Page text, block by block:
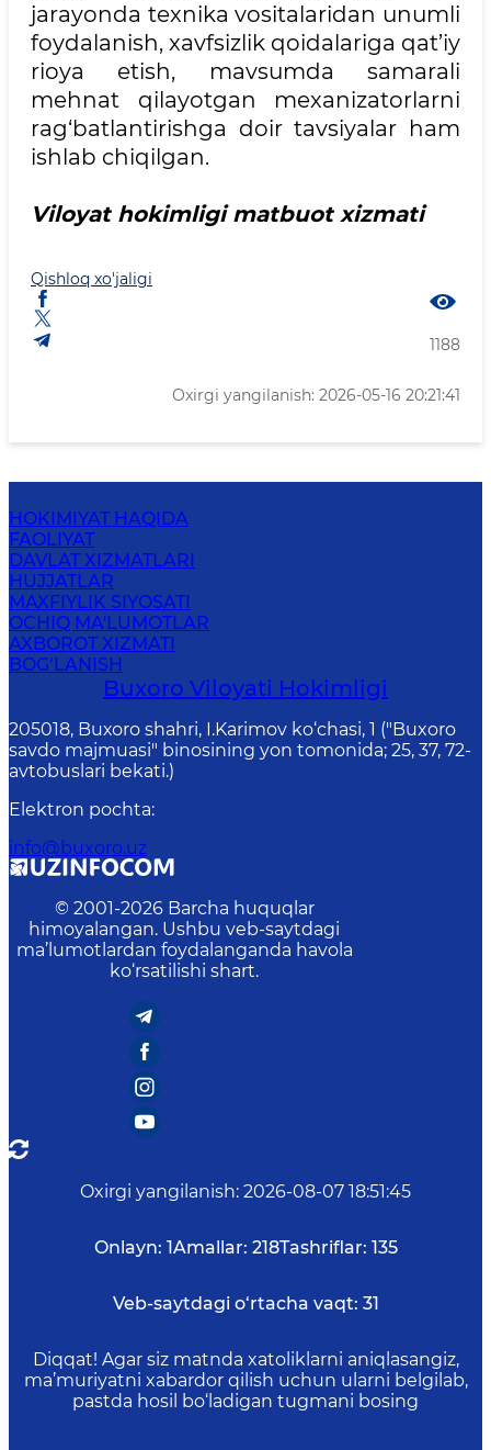
jarayonda texnika vositalaridan unumli
foydalanish, xavfsizlik qoidalariga qat’iy
rioya etish, mavsumda samarali
mehnat qilayotgan mexanizatorlarni
rag‘batlantirishga doir tavsiyalar ham
ishlab chiqilgan.
Viloyat hokimligi matbuot xizmati
Qishloq xo'jaligi
1188
Oxirgi yangilanish: 2026-05-16 20:21:41
HOKIMIYAT HAQIDA
FAOLIYAT
DAVLAT XIZMATLARI
HUJJATLAR
MAXFIYLIK SIYOSATI
OCHIQ MA'LUMOTLAR
AXBOROT XIZMATI
BOG‘LANISH
Buxoro Viloyati Hokimligi
205018, Buхоrо shahri, I.Karimov ko‘chаsi, 1 ("Buxoro
savdo majmuasi" binosining yon tomonida; 25, 37, 72-
avtobuslari bekati.)
Elektron pochta:
info@buxoro.uz
© 2001-2026 Barcha huquqlar
himoyalangan. Ushbu veb-saytdagi
ma’lumotlardan foydalanganda havola
ko‘rsatilishi shart.
Oxirgi yangilanish: 2026-08-07 18:51:45
Onlayn: 1Amallar: 218Tashriflar: 135
Veb-saytdagi o‘rtacha vaqt: 31
Diqqat! Agar siz matnda xatoliklarni aniqlasangiz,
ma’muriyatni xabardor qilish uchun ularni belgilab,
pastda hosil bo‘ladigan tugmani bosing